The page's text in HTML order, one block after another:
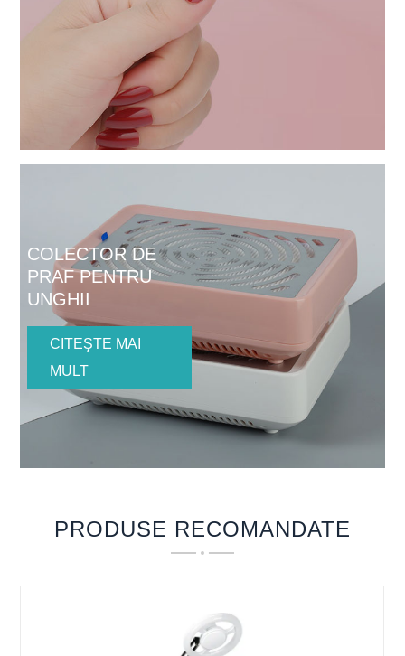
COLECTOR DE
PRAF PENTRU
UNGHII
CITEŞTE MAI
MULT
PRODUSE RECOMANDATE